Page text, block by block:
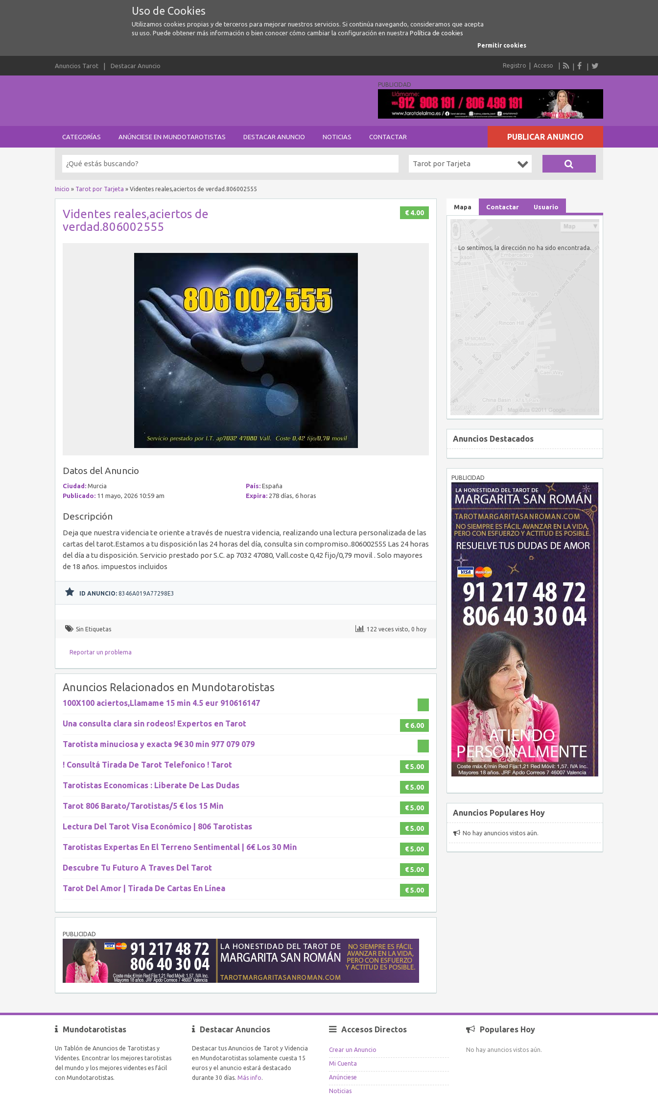
Uso de Cookies
Utilizamos cookies propias y de terceros para mejorar nuestros servicios. Si continúa navegando, consideramos que acepta
su uso. Puede obtener más información o bien conocer cómo cambiar la configuración en nuestra Política de cookies
Permitir cookies
Anuncios Tarot Destacar Anuncio Registro Acceso
PUBLICIDAD
CATEGORÍAS ANÚNCIESE EN MUNDOTAROTISTAS DESTACAR ANUNCIO NOTICIAS CONTACTAR PUBLICAR ANUNCIO
Tarot por Tarjeta
Inicio » Tarot por Tarjeta » Videntes reales,aciertos de verdad.806002555
€ 4.00
Videntes reales,aciertos de
verdad.806002555
Datos del Anuncio
Ciudad: Murcia País: España
Publicado: 11 mayo, 2026 10:59 am Expira: 278 días, 6 horas
Descripción
Deja que nuestra videncia te oriente a través de nuestra videncia, realizando una lectura personalizada de las
cartas del tarot.Estamos a tu disposición las 24 horas del día, consulta sin compromiso..806002555 Las 24 horas
del día a tu disposición. Servicio prestado por S.C. ap 7032 47080, Vall.coste 0,42 fijo/0,79 movil . Solo mayores
de 18 años. impuestos incluidos
ID ANUNCIO: 8346A019A77298E3
Sin Etiquetas 122 veces visto, 0 hoy
Reportar un problema
Anuncios Relacionados en Mundotarotistas
100X100 aciertos,Llamame 15 min 4.5 eur 910616147
€ 6.00
Una consulta clara sin rodeos! Expertos en Tarot
Tarotista minuciosa y exacta 9€ 30 min 977 079 079
€ 5.00
! Consultá Tirada De Tarot Telefonico ! Tarot
€ 5.00
Tarotistas Economicas : Liberate De Las Dudas
€ 5.00
Tarot 806 Barato/Tarotistas/5 € los 15 Min
€ 5.00
Lectura Del Tarot Visa Económico | 806 Tarotistas
€ 5.00
Tarotistas Expertas En El Terreno Sentimental | 6€ Los 30 Min
€ 5.00
Descubre Tu Futuro A Traves Del Tarot
€ 5.00
Tarot Del Amor | Tirada De Cartas En Línea
PUBLICIDAD
Mapa Contactar Usuario
Lo sentimos, la dirección no ha sido encontrada.
Anuncios Destacados
PUBLICIDAD
Anuncios Populares Hoy
No hay anuncios vistos aún.
Mundotarotistas
Un Tablón de Anuncios de Tarotistas y
Videntes. Encontrar los mejores tarotistas
del mundo y los mejores videntes es fácil
con Mundotarotistas.
Destacar Anuncios
Destacar tus Anuncios de Tarot y Videncia
en Mundotarotistas solamente cuesta 15
euros y el anuncio estará destacado
durante 30 días. Más info.
Accesos Directos
Crear un Anuncio
Mi Cuenta
Anúnciese
Noticias
Populares Hoy
No hay anuncios vistos aún.